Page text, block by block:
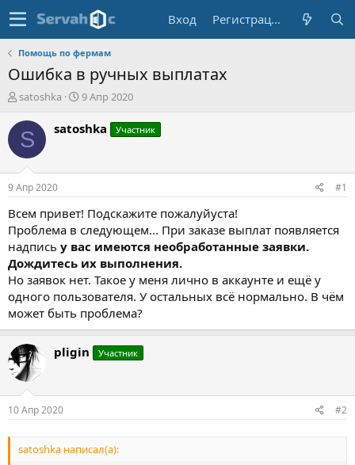
Вход Регистрация
Помощь по фермам
Ошибка в ручных выплатах
А
т
о
р
е
м
ы
satoshka
Д
т
л
9 Апр 2020
S satoshka Участник
9 Апр 2020 #1
Всем привет! Подскажите пожалуйуста!
Проблема в следующем... При заказе выплат появляется
надпись у вас имеются необработанные заявки.
Дождитесь их выполнения.
Но заявок нет. Такое у меня лично в аккаунте и ещё у
одного пользователя. У остальных всё нормально. В чём
может быть проблема?
pligin Участник
10 Апр 2020 #2
satoshka написал(а):